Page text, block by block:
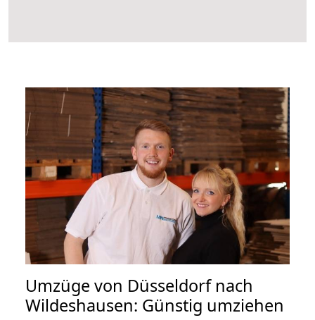
Umzüge von Düsseldorf nach
Wildeshausen: Günstig umziehen